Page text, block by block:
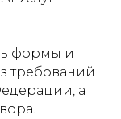
формы и
требований
а